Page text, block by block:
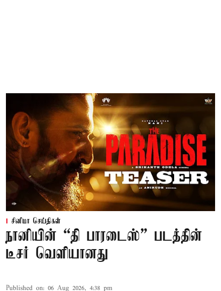
சினிமா செய்திகள்
நானியின் “தி பாரடைஸ்” படத்தின்
டீசர் வெளியானது
Published on: 06 Aug 2026, 4:38 pm